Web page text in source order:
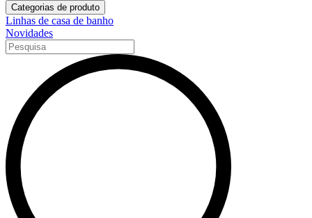
Categorias de produto
Linhas de casa de banho
Novidades